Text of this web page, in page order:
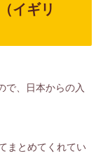
イギリ
で、日本からの入
まとめてくれてい